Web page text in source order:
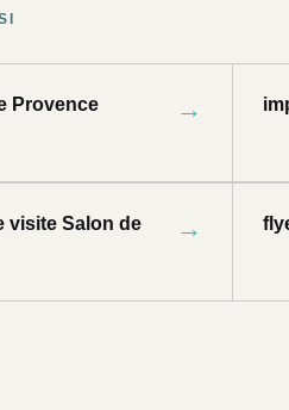
Provence →
visite Salon de
→